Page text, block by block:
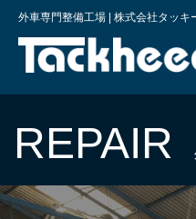
外車専門整備工場 | 株式会社タッキ
REPAIR